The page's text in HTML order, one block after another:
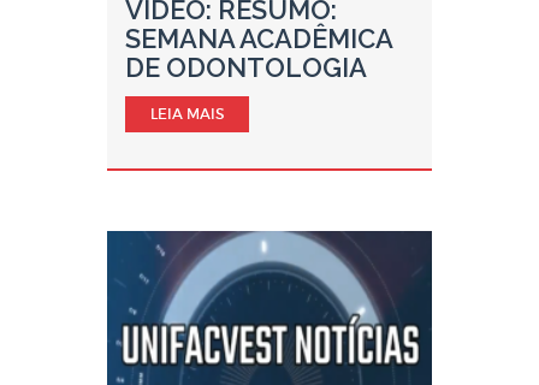
VÍDEO: RESUMO:
SEMANA ACADÊMICA
DE ODONTOLOGIA
LEIA MAIS